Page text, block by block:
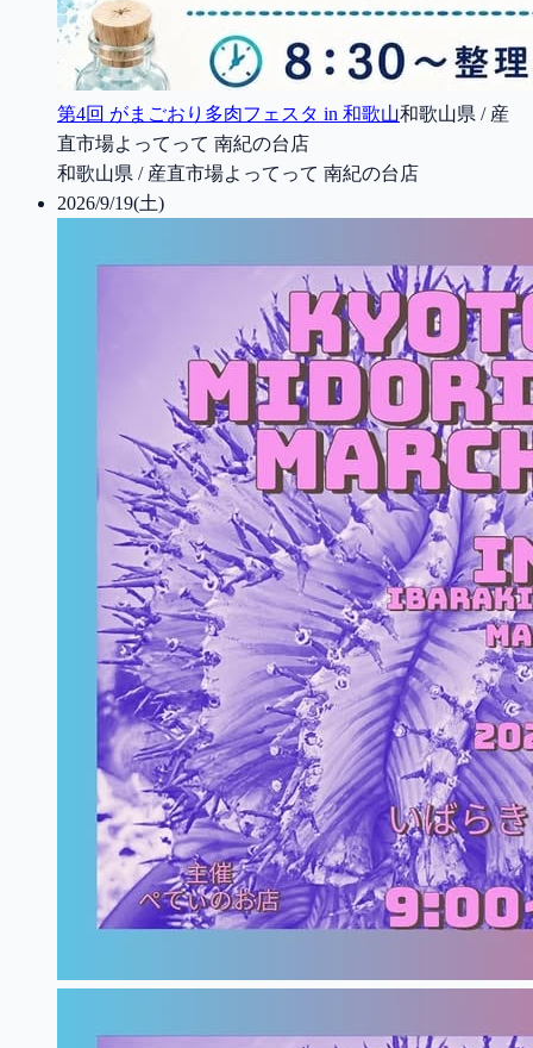
第4回 がまごおり多肉フェスタ in 和歌山和歌山県 / 産
直市場よってって 南紀の台店
和歌山県 / 産直市場よってって 南紀の台店
2026/9/19(土)